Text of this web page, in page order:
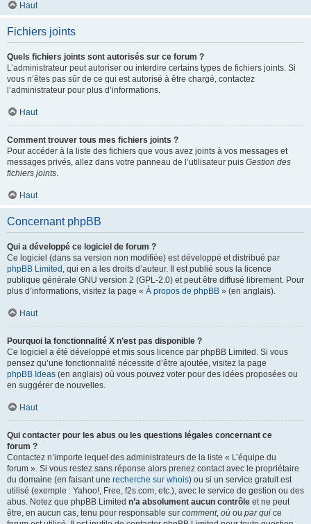
Haut
Fichiers joints
Quels fichiers joints sont autorisés sur ce forum ?
L’administrateur peut autoriser ou interdire certains types de fichiers joints. Si
vous n’êtes pas sûr de ce qui est autorisé à être chargé, contactez
l’administrateur pour plus d’informations.
Haut
Comment trouver tous mes fichiers joints ?
Pour accéder à la liste des fichiers que vous avez joints à vos messages et
messages privés, allez dans votre panneau de l’utilisateur puis Gestion des
fichiers joints.
Haut
Concernant phpBB
Qui a développé ce logiciel de forum ?
Ce logiciel (dans sa version non modifiée) est développé et distribué par
phpBB Limited , qui en a les droits d’auteur. Il est publié sous la licence
publique générale GNU version 2 (GPL-2.0) et peut être diffusé librement. Pour
plus d’informations, visitez la page « À propos de phpBB » (en anglais).
Haut
Pourquoi la fonctionnalité X n’est pas disponible ?
Ce logiciel a été développé et mis sous licence par phpBB Limited. Si vous
pensez qu’une fonctionnalité nécessite d’être ajoutée, visitez la page
phpBB Ideas (en anglais) où vous pouvez voter pour des idées proposées ou
en suggérer de nouvelles.
Haut
Qui contacter pour les abus ou les questions légales concernant ce
forum ?
Contactez n’importe lequel des administrateurs de la liste « L’équipe du
forum ». Si vous restez sans réponse alors prenez contact avec le propriétaire
du domaine (en faisant une recherche sur whois) ou si un service gratuit est
utilisé (exemple : Yahoo!, Free, f2s.com, etc.), avec le service de gestion ou des
abus. Notez que phpBB Limited n’a absolument aucun contrôle et ne peut
être, en aucun cas, tenu pour responsable sur comment, où ou par qui ce